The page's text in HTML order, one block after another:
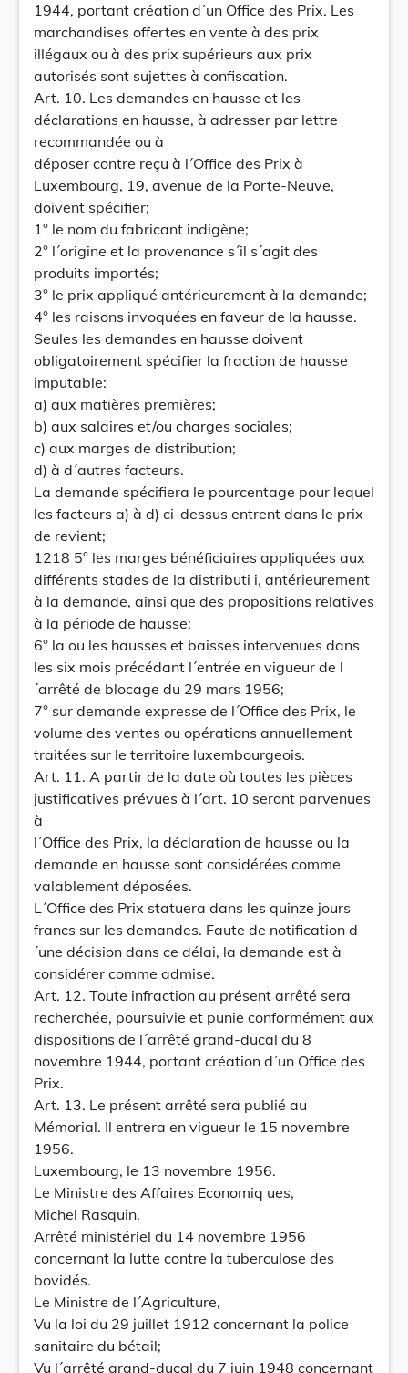
1944, portant création d´un Office des Prix. Les
marchandises offertes en vente à des prix
illégaux ou à des prix supérieurs aux prix
autorisés sont sujettes à confiscation.
Art. 10. Les demandes en hausse et les
déclarations en hausse, à adresser par lettre
recommandée ou à
déposer contre reçu à l´Office des Prix à
Luxembourg, 19, avenue de la Porte-Neuve,
doivent spécifier;
1° le nom du fabricant indigène;
2° l´origine et la provenance s´il s´agit des
produits importés;
3° le prix appliqué antérieurement à la demande;
4° les raisons invoquées en faveur de la hausse.
Seules les demandes en hausse doivent
obligatoirement spécifier la fraction de hausse
imputable:
a) aux matières premières;
b) aux salaires et/ou charges sociales;
c) aux marges de distribution;
d) à d´autres facteurs.
La demande spécifiera le pourcentage pour lequel
les facteurs a) à d) ci-dessus entrent dans le prix
de revient;
1218 5° les marges bénéficiaires appliquées aux
différents stades de la distributi i, antérieurement
à la demande, ainsi que des propositions relatives
à la période de hausse;
6° la ou les hausses et baisses intervenues dans
les six mois précédant l´entrée en vigueur de l
´arrêté de blocage du 29 mars 1956;
7° sur demande expresse de l´Office des Prix, le
volume des ventes ou opérations annuellement
traitées sur le territoire luxembourgeois.
Art. 11. A partir de la date où toutes les pièces
justificatives prévues à l´art. 10 seront parvenues
à
l´Office des Prix, la déclaration de hausse ou la
demande en hausse sont considérées comme
valablement déposées.
L´Office des Prix statuera dans les quinze jours
francs sur les demandes. Faute de notification d
´une décision dans ce délai, la demande est à
considérer comme admise.
Art. 12. Toute infraction au présent arrêté sera
recherchée, poursuivie et punie conformément aux
dispositions de l´arrêté grand-ducal du 8
novembre 1944, portant création d´un Office des
Prix.
Art. 13. Le présent arrêté sera publié au
Mémorial. Il entrera en vigueur le 15 novembre
1956.
Luxembourg, le 13 novembre 1956.
Le Ministre des Affaires Economiq ues,
Michel Rasquin.
Arrêté ministériel du 14 novembre 1956
concernant la lutte contre la tuberculose des
bovidés.
Le Ministre de l´Agriculture,
Vu la loi du 29 juillet 1912 concernant la police
sanitaire du bétail;
Vu l´arrêté grand-ducal du 7 juin 1948 concernant